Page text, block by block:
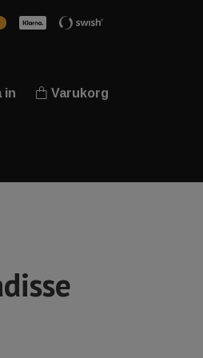
in Varukorg